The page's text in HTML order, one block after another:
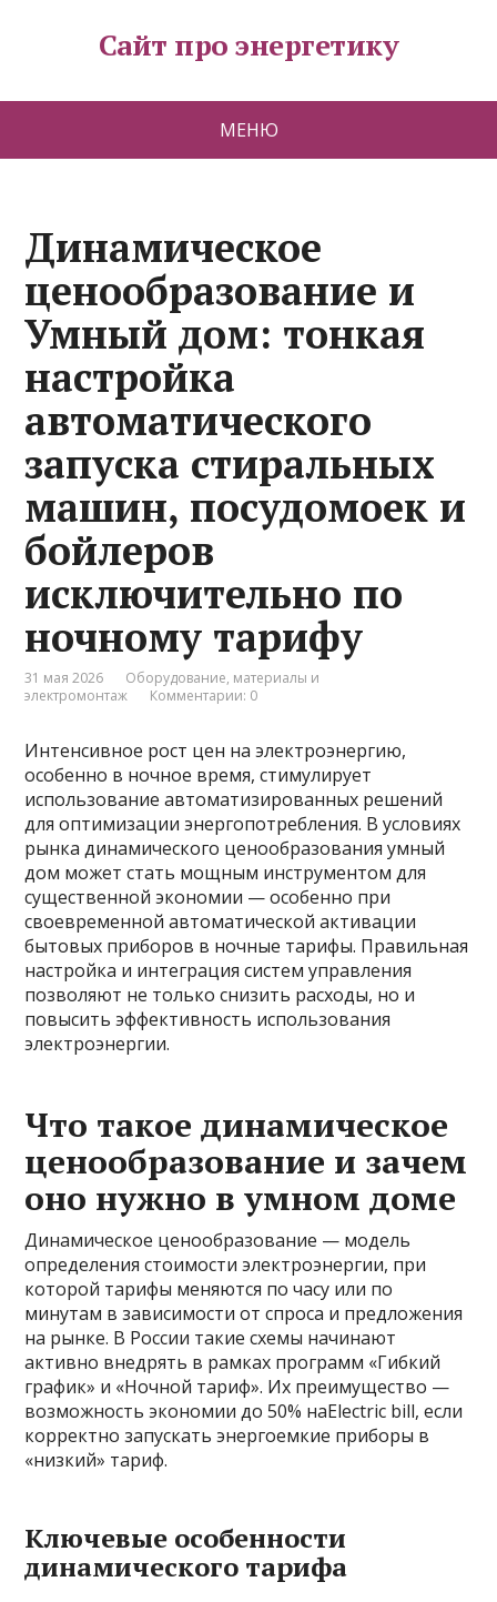
Сайт про энергетику
МЕНЮ
Динамическое
ценообразование и
Умный дом: тонкая
настройка
автоматического
запуска стиральных
машин, посудомоек и
бойлеров
исключительно по
ночному тарифу
31 мая 2026
Оборудование, материалы и
электромонтаж
Комментарии: 0
Интенсивное рост цен на электроэнергию,
особенно в ночное время, стимулирует
использование автоматизированных решений
для оптимизации энергопотребления. В условиях
рынка динамического ценообразования умный
дом может стать мощным инструментом для
существенной экономии — особенно при
своевременной автоматической активации
бытовых приборов в ночные тарифы. Правильная
настройка и интеграция систем управления
позволяют не только снизить расходы, но и
повысить эффективность использования
электроэнергии.
Что такое динамическое
ценообразование и зачем
оно нужно в умном доме
Динамическое ценообразование — модель
определения стоимости электроэнергии, при
которой тарифы меняются по часу или по
минутам в зависимости от спроса и предложения
на рынке. В России такие схемы начинают
активно внедрять в рамках программ «Гибкий
график» и «Ночной тариф». Их преимущество —
возможность экономии до 50% наElectric bill, если
корректно запускать энергоемкие приборы в
«низкий» тариф.
Ключевые особенности
динамического тарифа